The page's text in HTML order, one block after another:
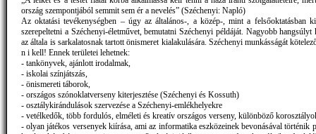
ország szempontjából semmit sem ér a nevelés” (Széchenyi: Napló)
Az oktatási tevékenységben – úgy az általános-, a közép-, mint a felsőoktatásban
szerepeltetni a Széchenyi-életművet, bemutatni Széchenyi példáját. Nagyobb
az általa is sarkalatosnak tartott önismeret kialakulására. Széchenyi munkásságát
n i kell! Ennek területei lehetnek:
- tankönyvek, ajánlott irodalmak,
- iskolai színjátszás,
- önismereti táborok,
- országos szónoklatverseny kiterjesztése (Széchenyi és Kossuth)
- osztálykirándulások szervezése a Széchenyi-emlékhelyekre
- vetélkedők, több fordulós, elméleti és kreatív országos verseny, különböző
- olyan játékos versenyek kiírása, ami az informatika eszközeinek bevonásával történik